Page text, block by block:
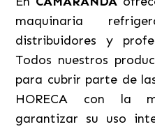
maquinaria
distribuidores y
Todos nuestros
para cubrir parte de
HORECA con la
garantizar su uso